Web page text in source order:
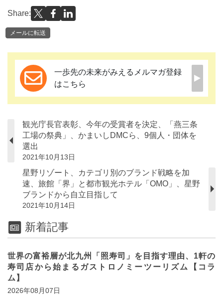
Share:
メールに転送
一歩先の未来がみえるメルマガ登録
はこちら
観光庁長官表彰、今年の受賞者を決定、「燕三条
工場の祭典」、かまいしDMCら、9個人・団体を
選出
2021年10月13日
星野リゾート、カテゴリ別のブランド戦略を加
速、旅館「界」と都市観光ホテル「OMO」、星野
ブランドから自立目指して
2021年10月14日
新着記事
世界の富裕層が北九州「照寿司」を目指す理由、1軒の
寿司店から始まるガストロノミーツーリズム【コラ
ム】
2026年08月07日